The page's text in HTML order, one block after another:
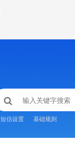
短信设置 基础规则